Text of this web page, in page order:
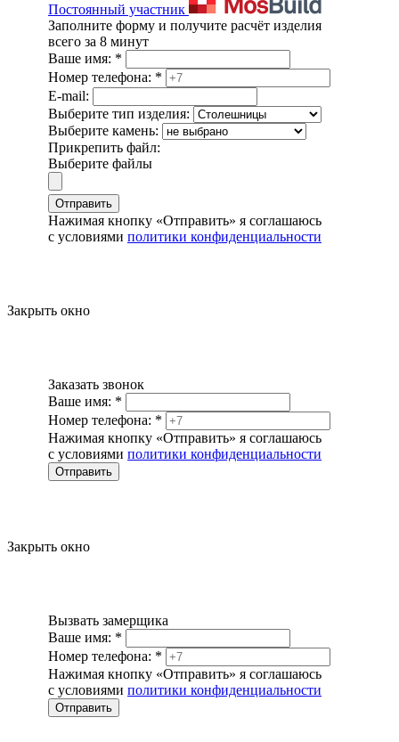
Постоянный участник
Заполните форму и получите расчёт изделия
всего за 8 минут
Ваше имя: *
Номер телефона: *
E-mail:
Выберите тип изделия:
Выберите камень:
Прикрепить файл:
Выберите файлы
Отправить
Нажимая кнопку «Отправить» я соглашаюсь
с условиями политики конфиденциальности
Закрыть окно
Заказать звонок
Ваше имя: *
Номер телефона: *
Нажимая кнопку «Отправить» я соглашаюсь
с условиями политики конфиденциальности
Отправить
Закрыть окно
Вызвать замерщика
Ваше имя: *
Номер телефона: *
Нажимая кнопку «Отправить» я соглашаюсь
с условиями политики конфиденциальности
Отправить